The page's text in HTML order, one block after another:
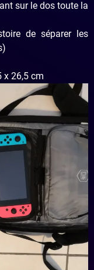
sur le dos toute la
de séparer les
x 26,5 cm